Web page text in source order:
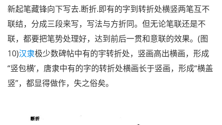
新起笔藏锋向下写去.断折.即有的字到转折处横竖两笔互不
联结，分成三段来写，写法与方折同。但无论笔联还是不
联，都要把笔势处理好，达到前后一贯和意联的效果。(图
10)汉隶极少数碑帖中有的宇转折处，竖画高出横画，形成
“竖包横’，唐隶中有的字的转折处横画长于竖画，形成“横盖
竖”，都显得做作，失之俗矣。